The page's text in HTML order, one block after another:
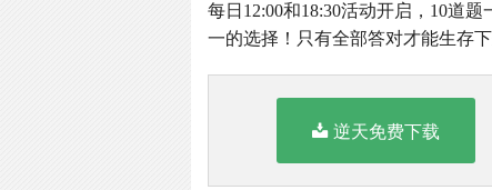
每日12:00和18:30活动开启，10道
一的选择！只有全部答对才能生存
逆天免费下载